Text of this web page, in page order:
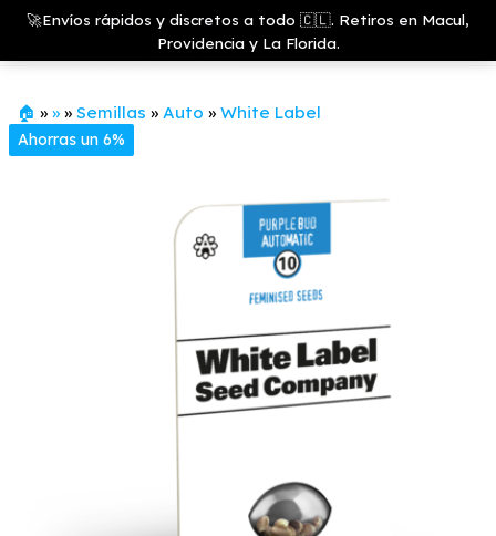
Saltar
contenido
🚀Envíos rápidos y discretos a todo 🇨🇱. Retiros en Macul,
Providencia y La Florida.
Growshop
& LED
Store
🏠 » » » Semillas » Auto » White Label
Ahorras un 6%